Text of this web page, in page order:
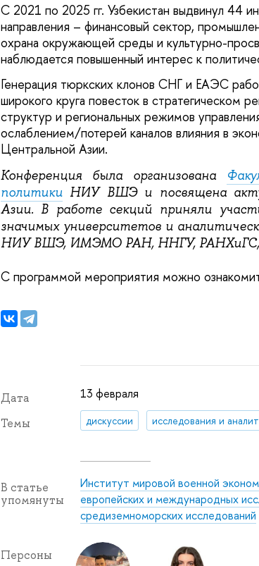
С 2021 по 2025 гг. Узбекистан выдвинул 44
направления – финансовый сектор,
охрана окружающей среды и культурно-
наблюдается повышенный интерес к
Генерация тюркских клонов СНГ и ЕАЭС
широкого круга повесток в стратегическом
структур и региональных режимов
ослаблением/потерей каналов влияния в
Центральной Азии.
Конференция была организована
политикиНИУ ВШЭ и посвящена
Азии. В работе секций приняли
значимых университетов и
НИУ ВШЭ, ИМЭМО РАН, ННГУ, РАНХиГС,
С программой мероприятия можно
Дата 13 февраля
Темы дискуссии исследования и
В статье
упомянуты
Институт мировой военной
европейских и международных
средиземноморских исследований
Персоны